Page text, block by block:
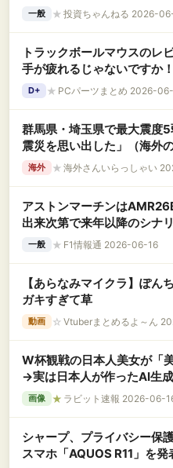
一般 ★ 投資ちゃんねる 2026-
トラックボールマウスのレ
手が疲れるじゃないですか
か！！」←これ
D+ ★ PCパーツまとめ 2026-
群馬県・埼玉県で最大震度
震災を思い出した」（海外の
海外 ★ 海外さんいらっしゃい
アストンマーチンは
出来次第で来年以降のシナ
一般 ★ F1情報通 2026-06-16
【あらなみマイクラ】ぽん
ガキすぎて草
動画 ☆ Vtuberまとめるよ～ん
W杯観戦の日本人美女が「
→実は日本人が作ったAI生
り）
画像 ★ ラビット速報 2026-06-
シャープ、プライバシー保
スマホ「AQUOS R11」を発